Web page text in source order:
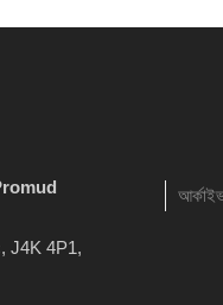
J4K 4P1,